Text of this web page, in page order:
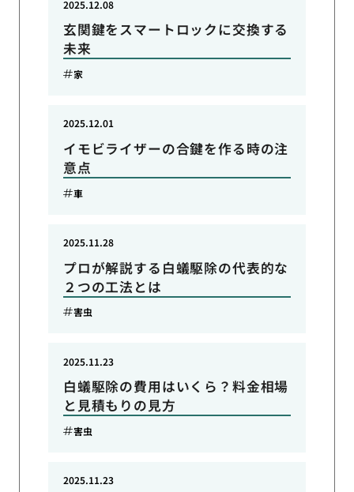
玄関鍵をスマートロックに交換する
未来
2025.12.08
家
イモビライザーの合鍵を作る時の注
意点
2025.12.01
車
プロが解説する白蟻駆除の代表的な
２つの工法とは
2025.11.28
害虫
白蟻駆除の費用はいくら？料金相場
と見積もりの見方
2025.11.23
害虫
2025.11.23